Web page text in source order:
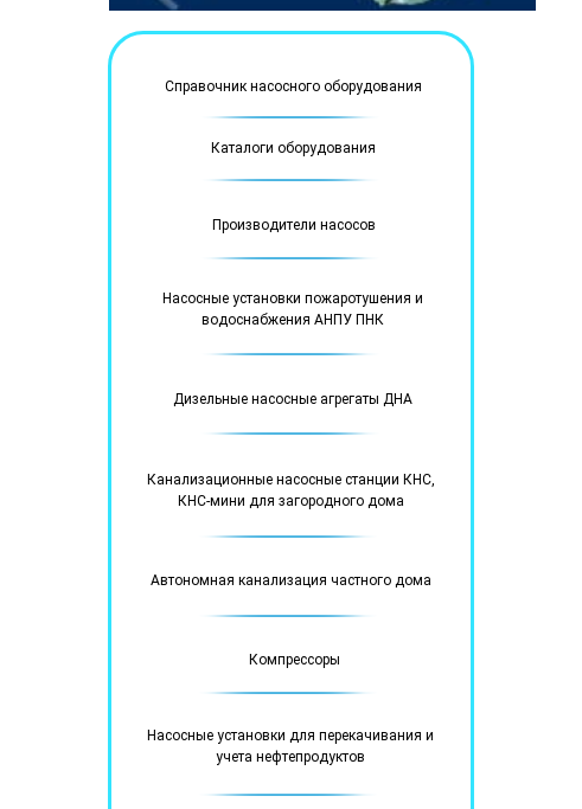
Справочник насосного оборудования
Каталоги оборудования
Производители насосов
Насосные установки пожаротушения и
водоснабжения АНПУ ПНК
Дизельные насосные агрегаты ДНА
Канализационные насосные станции КНС,
КНС-мини для загородного дома
Автономная канализация частного дома
Компрессоры
Насосные установки для перекачивания и
учета нефтепродуктов